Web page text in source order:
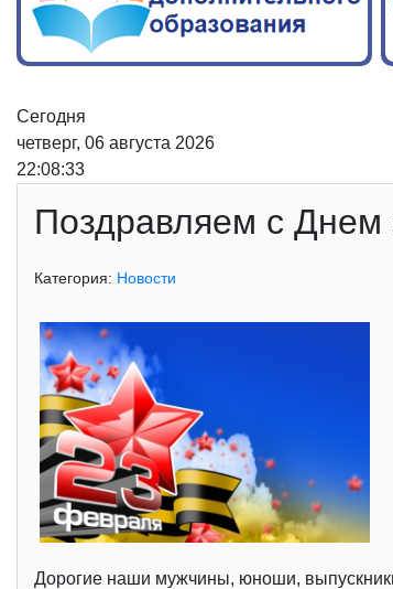
Сегодня
четверг, 06 августа 2026
22:08:34
Поздравляем с Днем
Категория: Новости
Дорогие наши мужчины, юноши,